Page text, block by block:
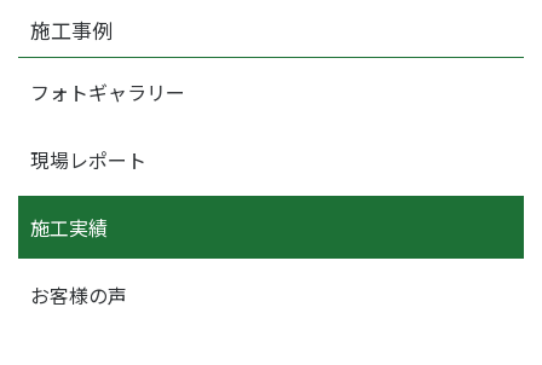
施工事例
フォトギャラリー
現場レポート
施工実績
お客様の声